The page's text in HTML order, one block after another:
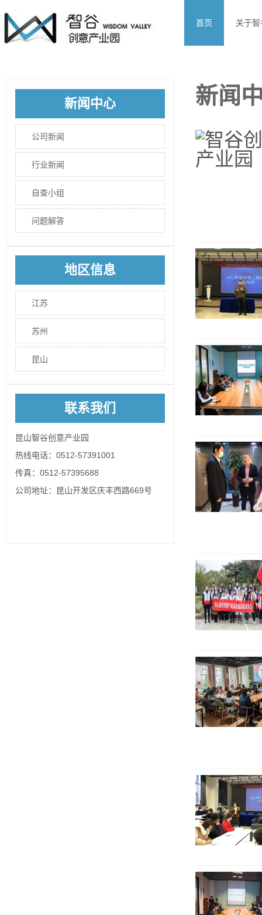
首页 关于智
新闻中心
公司新闻
行业新闻
自查小组
问题解答
地区信息
江苏
苏州
昆山
联系我们
昆山智谷创意产业园
热线电话：0512-57391001
传真：0512-57395688
公司地址：昆山开发区庆丰西路669号
新闻